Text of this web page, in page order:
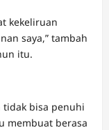
kekeliruan
saya,” tambah
itu.
tidak bisa penuhi
membuat berasa